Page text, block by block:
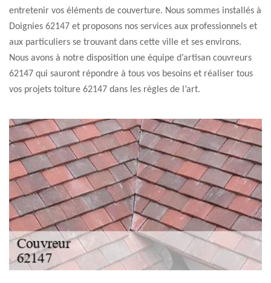
entretenir vos éléments de couverture. Nous sommes installés à
Doignies 62147 et proposons nos services aux professionnels et
aux particuliers se trouvant dans cette ville et ses environs.
Nous avons à notre disposition une équipe d’artisan couvreurs
62147 qui sauront répondre à tous vos besoins et réaliser tous
vos projets toiture 62147 dans les règles de l’art.